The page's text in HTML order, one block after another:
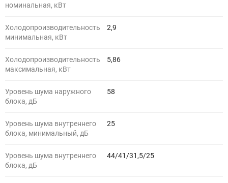
номинальная, кВт
Холодопроизводительность
минимальная, кВт
2,9
Холодопроизводительность
максимальная, кВт
5,86
Уровень шума наружного
блока, дБ
58
Уровень шума внутреннего
блока, минимальный, дБ
25
Уровень шума внутреннего
блока, дБ
44/41/31,5/25